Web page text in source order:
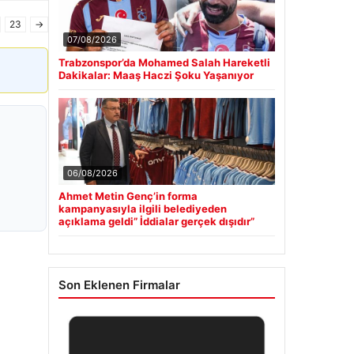
23 →
07/08/2026
Trabzonspor’da Mohamed Salah Hareketli
Dakikalar: Maaş Haczi Şoku Yaşanıyor
06/08/2026
Ahmet Metin Genç’in forma
kampanyasıyla ilgili belediyeden
açıklama geldi” İddialar gerçek dışıdır”
Son Eklenen Firmalar